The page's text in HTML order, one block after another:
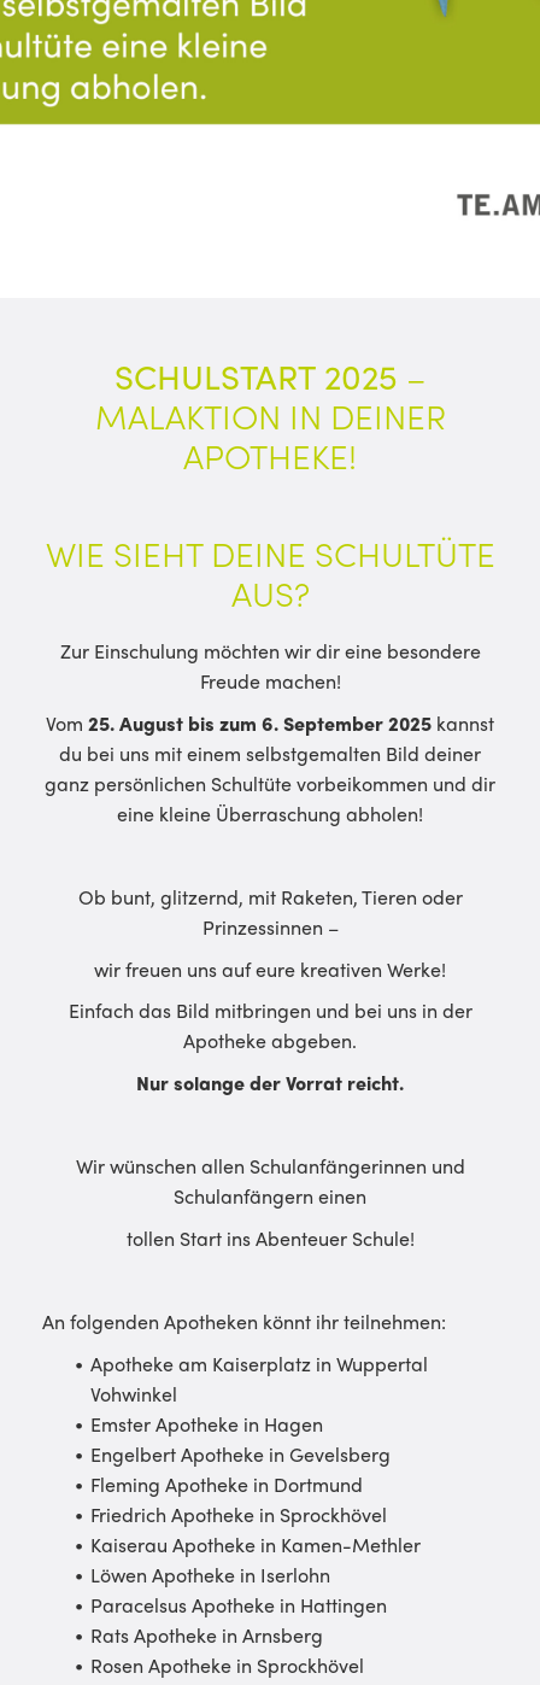
SCHULSTART 2025 –
MALAKTION IN DEINER
APOTHEKE!
WIE SIEHT DEINE SCHULTÜTE
AUS?
Zur Einschulung möchten wir dir eine besondere
Freude machen!
Vom 25. August bis zum 6. September 2025 kannst
du bei uns mit einem selbstgemalten Bild deiner
ganz persönlichen Schultüte vorbeikommen und dir
eine kleine Überraschung abholen!
Ob bunt, glitzernd, mit Raketen, Tieren oder
Prinzessinnen –
wir freuen uns auf eure kreativen Werke!
Einfach das Bild mitbringen und bei uns in der
Apotheke abgeben.
Nur solange der Vorrat reicht.
Wir wünschen allen Schulanfängerinnen und
Schulanfängern einen
tollen Start ins Abenteuer Schule!
An folgenden Apotheken könnt ihr teilnehmen:
Apotheke am Kaiserplatz in Wuppertal
Vohwinkel
Emster Apotheke in Hagen
Engelbert Apotheke in Gevelsberg
Fleming Apotheke in Dortmund
Friedrich Apotheke in Sprockhövel
Kaiserau Apotheke in Kamen-Methler
Löwen Apotheke in Iserlohn
Paracelsus Apotheke in Hattingen
Rats Apotheke in Arnsberg
Rosen Apotheke in Sprockhövel